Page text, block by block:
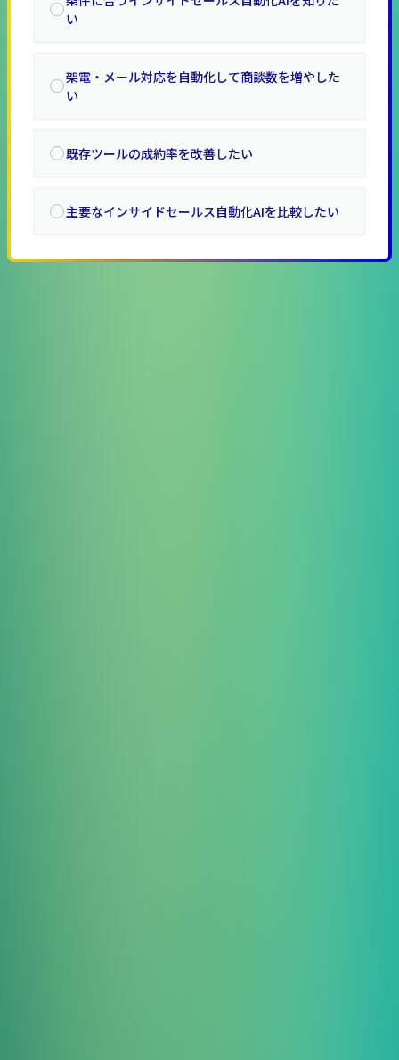
い
架電・メール対応を自動化して商談数を増やした
い
既存ツールの成約率を改善したい
主要なインサイドセールス自動化AIを比較したい